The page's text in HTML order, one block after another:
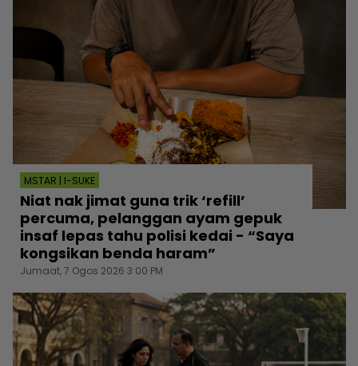
MSTAR | I-SUKE
Niat nak jimat guna trik ‘refill’
percuma, pelanggan ayam gepuk
insaf lepas tahu polisi kedai - “Saya
kongsikan benda haram”
Jumaat, 7 Ogos 2026 3:00 PM